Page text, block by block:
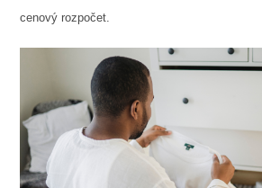
cenový rozpočet.